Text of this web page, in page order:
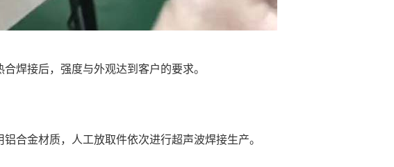
焊接后，强度与外观达到客户的要求。
合金材质，人工放取件依次进行超声波焊接生产。